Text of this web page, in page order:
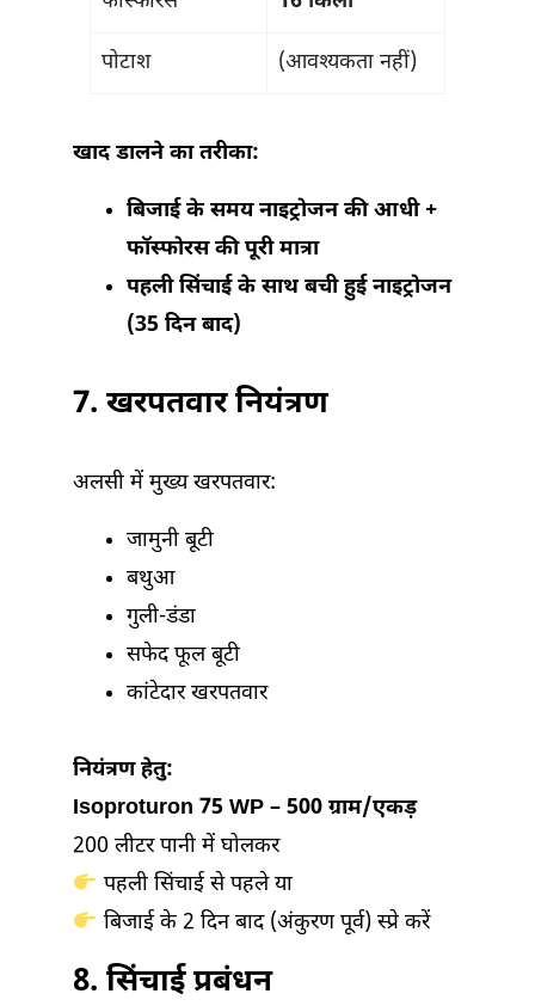
पोटाश (आवश्यकता नहीं)
खाद डालने का तरीका:
बिजाई के समय नाइट्रोजन की आधी +
फॉस्फोरस की पूरी मात्रा
पहली सिंचाई के साथ बची हुई नाइट्रोजन
(35 दिन बाद)
7. खरपतवार नियंत्रण
अलसी में मुख्य खरपतवार:
जामुनी बूटी
बथुआ
गुली-डंडा
सफेद फूल बूटी
कांटेदार खरपतवार
नियंत्रण हेतु:
Isoproturon 75 WP – 500 ग्राम/एकड़
200 लीटर पानी में घोलकर
पहली सिंचाई से पहले या
बिजाई के 2 दिन बाद (अंकुरण पूर्व) स्प्रे करें
8. सिंचाई प्रबंधन